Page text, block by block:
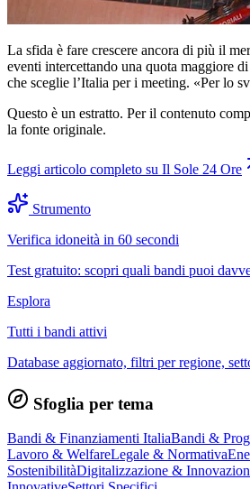
La sfida è fare crescere ancora di più il
eventi intercettando una quota maggiore
che sceglie l’Italia per i meeting. «Per lo
Questo è un estratto. Per il contenuto
la fonte originale.
Leggi articolo completo su Il Sole 24 Ore
Strumento
Verifica idoneità in 60 secondi
Test gratuito: scopri quali bandi puoi
Esplora
Tutti i bandi attivi
Database aggiornato, filtri per regione,
Sfoglia per tema
Bandi & Finanziamenti ItaliaBandi &
Lavoro & WelfareLegale & Normativa
SostenibilitàDigitalizzazione &